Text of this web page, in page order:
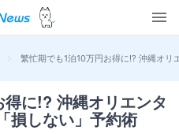
> 繁忙期でも1泊10万円お得に!? 沖縄オ
に!? 沖縄オリエンタ
損しない」予約術